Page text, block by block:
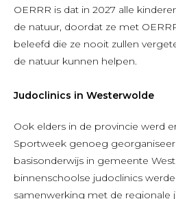
OERRR is dat in 2027 alle
de natuur, doordat ze met
beleefd die ze nooit zullen
de natuur kunnen helpen.
Judoclinics in Westerwolde
Ook elders in de provincie werd
Sportweek genoeg
basisonderwijs in gemeente
binnenschoolse judoclinics
samenwerking met de regionale